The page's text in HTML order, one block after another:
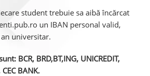
student trebuie sa aibă încărcat
un IBAN personal valid,
universitar.
BCR, BRD,BT,ING, UNICREDIT,
CEC BANK.